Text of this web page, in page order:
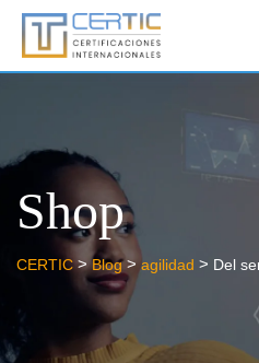
Shop
CERTIC>Blog> agilidad > Del